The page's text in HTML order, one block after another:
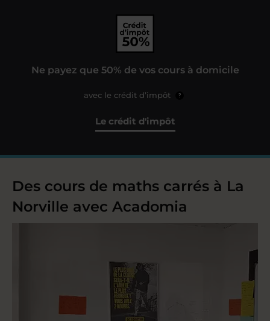
Ne payez que 50% de vos cours à domicile
avec le crédit d’impôt ?
Le crédit d'impôt
Des cours de maths carrés à La
Norville avec Acadomia